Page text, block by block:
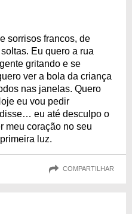
sorrisos francos, de
Eu quero a rua
gritando e se
ver a bola da criança
nas janelas. Quero
eu vou pedir
eu até desculpo o
meu coração no seu
luz.
COMPARTILHAR